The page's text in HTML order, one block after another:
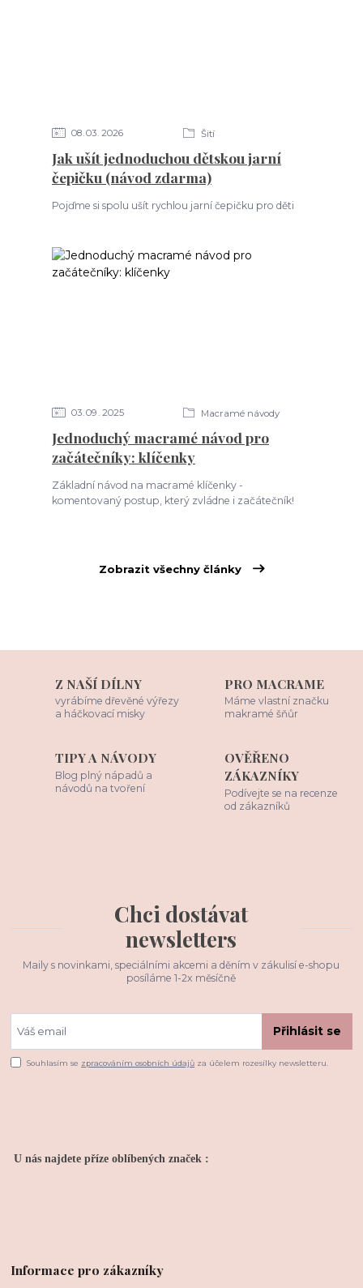
08 03 2026 Šití
Jak ušít jednoduchou dětskou jarní
čepičku (návod zdarma)
Pojďme si spolu ušít rychlou jarní čepičku pro děti
03 09 2025 Macramé návody
Jednoduchý macramé návod pro
začátečníky: klíčenky
Základní návod na macramé klíčenky -
komentovaný postup, který zvládne i začátečník!
Zobrazit všechny články
Z NAŠÍ DÍLNY
vyrábíme dřevěné výřezy
a háčkovací misky
PRO MACRAME
Máme vlastní značku
makramé šňůr
TIPY A NÁVODY
Blog plný nápadů a
návodů na tvoření
OVĚŘENO
ZÁKAZNÍKY
Podívejte se na recenze
od zákazníků
Chci dostávat
newsletters
Maily s novinkami, speciálními akcemi a děním v zákulisí e-shopu
posíláme 1-2x měsíčně
Přihlásit se
Souhlasím se zpracováním osobních údajů za účelem rozesílky newsletteru.
U nás najdete příze oblíbených značek :
Informace pro zákazníky